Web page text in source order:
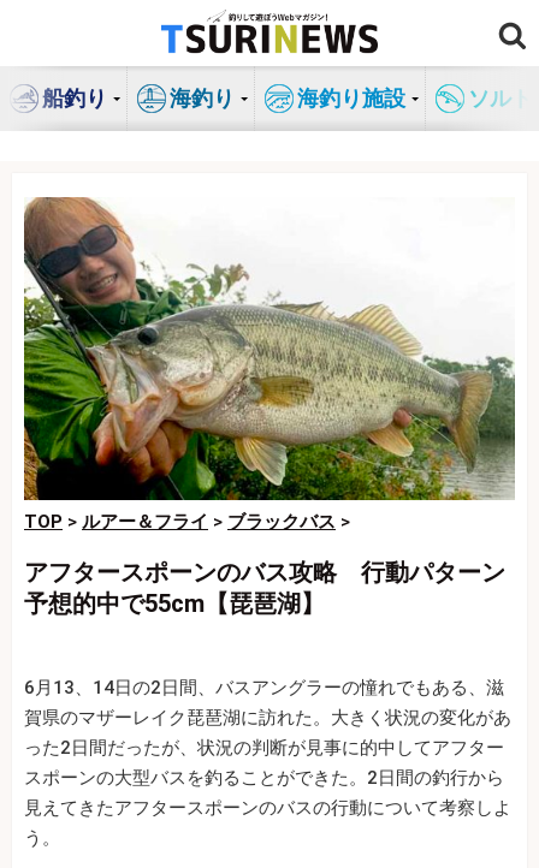
ン
船釣り 海釣り 海釣り施設 ソル
TOP > ルアー＆フライ > ブラックバス >
アフタースポーンのバス攻略 行動パターン
予想的中で55cm【琵琶湖】
6月13、14日の2日間、バスアングラーの憧れでもある、滋
賀県のマザーレイク琵琶湖に訪れた。大きく状況の変化があ
った2日間だったが、状況の判断が見事に的中してアフター
スポーンの大型バスを釣ることができた。2日間の釣行から
見えてきたアフタースポーンのバスの行動について考察しよ
う。